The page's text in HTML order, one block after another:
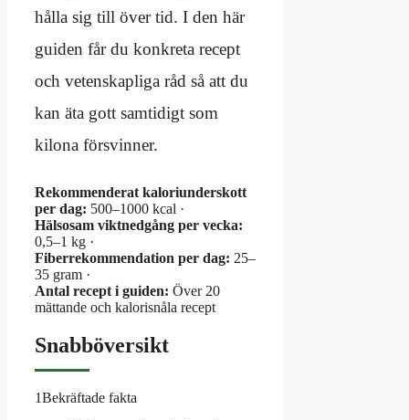
hålla sig till över tid. I den här
guiden får du konkreta recept
och vetenskapliga råd så att du
kan äta gott samtidigt som
kilona försvinner.
Rekommenderat kaloriunderskott
per dag: 500–1000 kcal ·
Hälsosam viktnedgång per vecka:
0,5–1 kg ·
Fiberrekommendation per dag: 25–
35 gram ·
Antal recept i guiden: Över 20
mättande och kalorisnåla recept
Snabböversikt
1Bekräftade fakta